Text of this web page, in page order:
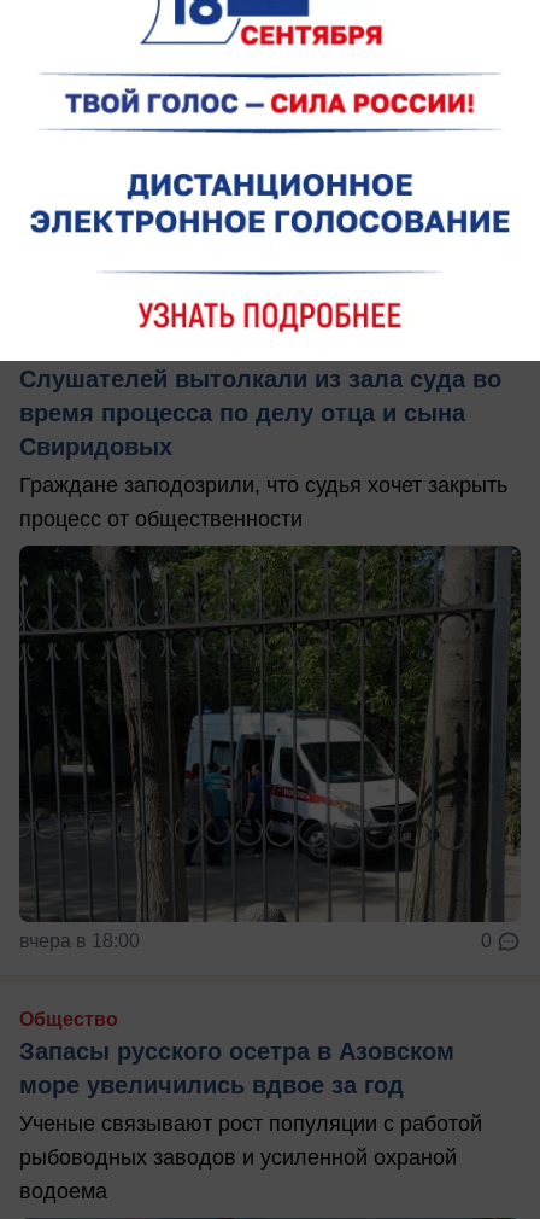
вчера в 18:38
Слушателей вытолкали из зала суда во
время процесса по делу отца и сына
Свиридовых
Граждане заподозрили, что судья хочет закрыть
процесс от общественности
вчера в 18:00 0
Общество
Запасы русского осетра в Азовском
море увеличились вдвое за год
Ученые связывают рост популяции с работой
рыбоводных заводов и усиленной охраной
водоема